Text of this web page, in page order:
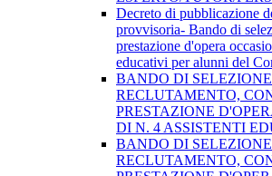
Decreto di pubblicazione
provvisoria- Bando di
prestazione d'opera
educativi per alunni del
BANDO DI
RECLUTAMENTO,
PRESTAZIONE
DI N. 4 ASSISTENTI
BANDO DI
RECLUTAMENTO,